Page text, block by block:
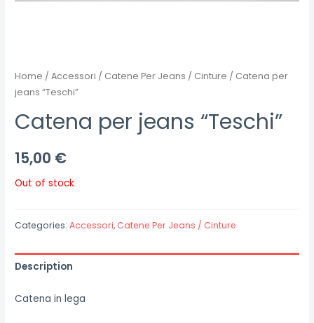
Home /Accessori / Catene Per Jeans / Cinture / Catena per
jeans “Teschi”
Catena per jeans “Teschi”
15,00 €
Out of stock
Categories:Accessori, Catene Per Jeans / Cinture
Description
Catena in lega